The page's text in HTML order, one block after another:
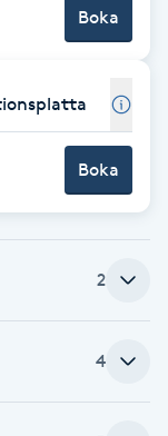
Boka
Boka
2
4